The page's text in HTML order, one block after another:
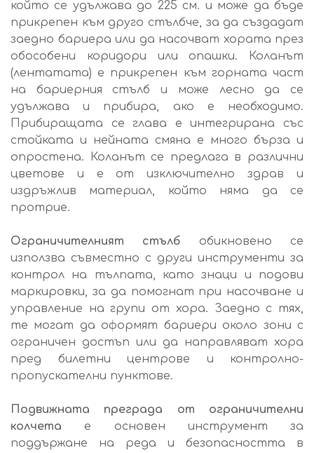
който се удължава до 225 см. и може да бъде
прикрепен към друго стълбче, за да създадат
заедно бариера или да насочват хората през
обособени коридори или опашки. Коланът
(лентатата) е прикрепен към горната част
на бариерния стълб и може лесно да се
удължава и прибира, ако е необходимо.
Прибиращата се глава е интегрирана със
стойката и нейната смяна е много бърза и
опростена. Коланът се предлага в различни
цветове и е от изключително здрав и
издръжлив материал, който няма да се
протрие.
Ограничителният стълб обикновено се
използва съвместно с други инструменти за
контрол на тълпата, като знаци и подови
маркировки, за да помогнат при насочване и
управление на групи от хора. Заедно с тях,
те могат да оформят бариери около зони с
ограничен достъп или да направляват хора
пред билетни центрове и контролно-
пропускателни пунктове.
Подвижната преграда от ограничителни
колчета е основен инструмент за
поддържане на реда и безопасността в